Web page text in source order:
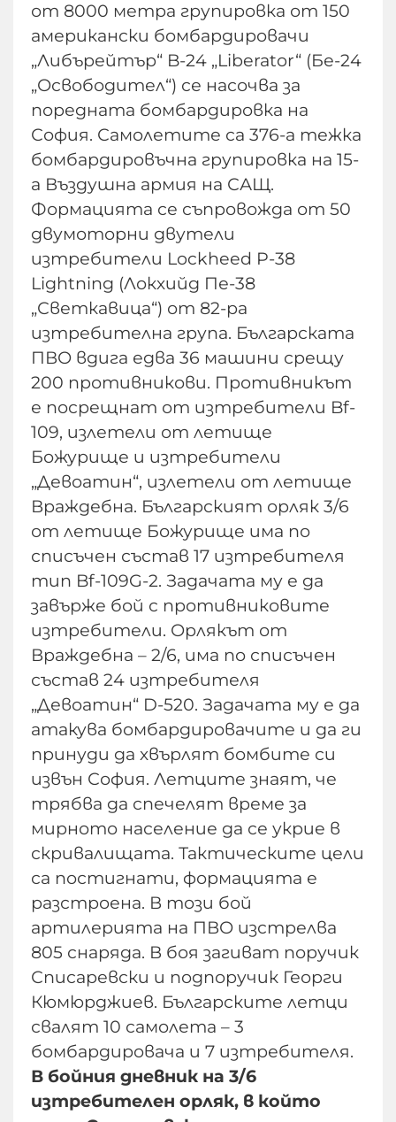
от 8000 метра групировка от 150
американски бомбардировачи
„Либърейтър“ B-24 „Liberator“ (Бе-24
„Освободител“) се насочва за
поредната бомбардировка на
София. Самолетите са 376-а тежка
бомбардировъчна групировка на 15-
а Въздушна армия на САЩ.
Формацията се съпровожда от 50
двумоторни двутели
изтребители Lockheed P-38
Lightning (Локхийд Пе-38
„Светкавица“) от 82-ра
изтребителна група. Българската
ПВО вдига едва 36 машини срещу
200 противникови. Противникът
е посрещнат от изтребители Bf-
109, излетели от летище
Божурище и изтребители
„Девоатин“, излетели от летище
Враждебна. Българският орляк 3/6
от летище Божурище има по
списъчен състав 17 изтребителя
тип Bf-109G-2. Задачата му е да
завърже бой с противниковите
изтребители. Орлякът от
Враждебна – 2/6, има по списъчен
състав 24 изтребителя
„Девоатин“ D-520. Задачата му е да
атакува бомбардировачите и да ги
принуди да хвърлят бомбите си
извън София. Летците знаят, че
трябва да спечелят време за
мирното население да се укрие в
скривалищата. Тактическите цели
са постигнати, формацията е
разстроена. В този бой
артилерията на ПВО изстрелва
805 снаряда. В боя загиват поручик
Списаревски и подпоручик Георги
Кюмюрджиев. Българските летци
свалят 10 самолета – 3
бомбардировача и 7 изтребителя.
В бойния дневник на 3/6
изтребителен орляк, в който